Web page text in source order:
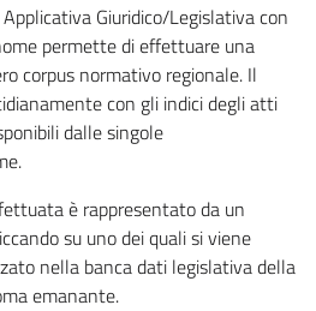
Giuridico/Legislativa con
permette di effettuare una
corpus normativo regionale. Il
con gli indici degli atti
dalle singole
è rappresentato da un
su uno dei quali si viene
nella banca dati legislativa della
emanante.